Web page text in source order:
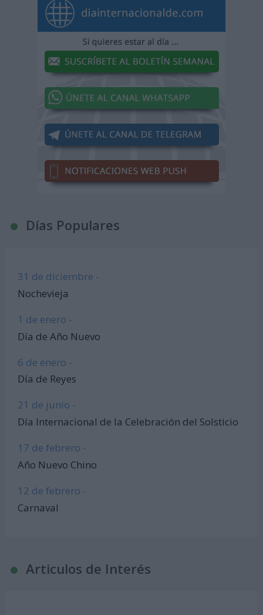
Días Populares
31 de diciembre -
Nochevieja
1 de enero -
Día de Año Nuevo
6 de enero -
Día de Reyes
21 de junio -
Día Internacional de la Celebración del Solsticio
17 de febrero -
Año Nuevo Chino
12 de febrero -
Carnaval
Articulos de Interés